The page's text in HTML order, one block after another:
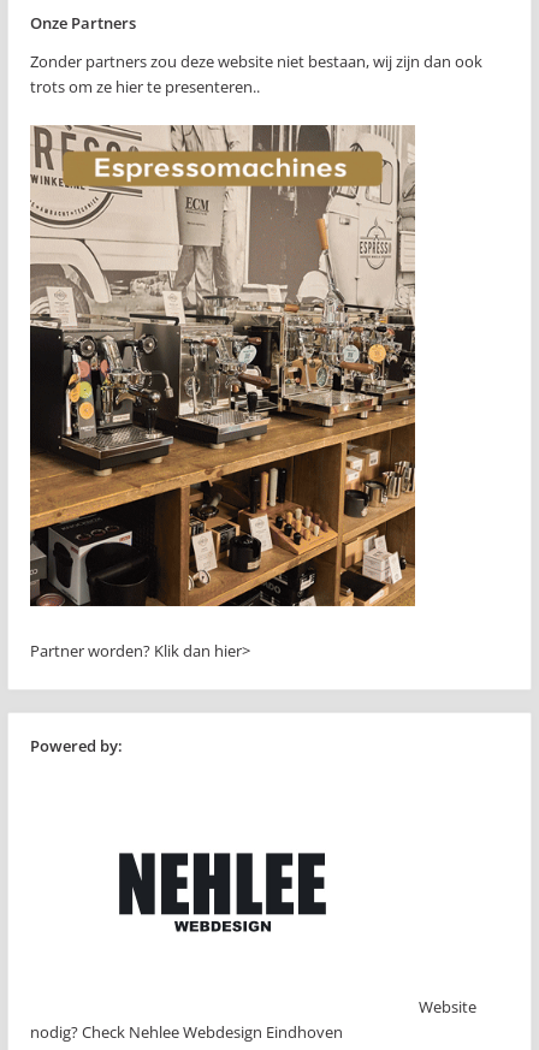
Onze Partners
Zonder partners zou deze website niet bestaan, wij zijn dan ook
trots om ze hier te presenteren..
Partner worden? Klik dan hier>
Powered by:
Website
nodig? Check Nehlee Webdesign Eindhoven